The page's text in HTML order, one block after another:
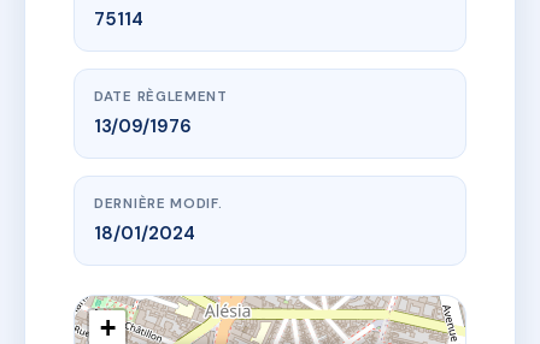
75114
DATE RÈGLEMENT
13/09/1976
DERNIÈRE MODIF.
18/01/2024
+